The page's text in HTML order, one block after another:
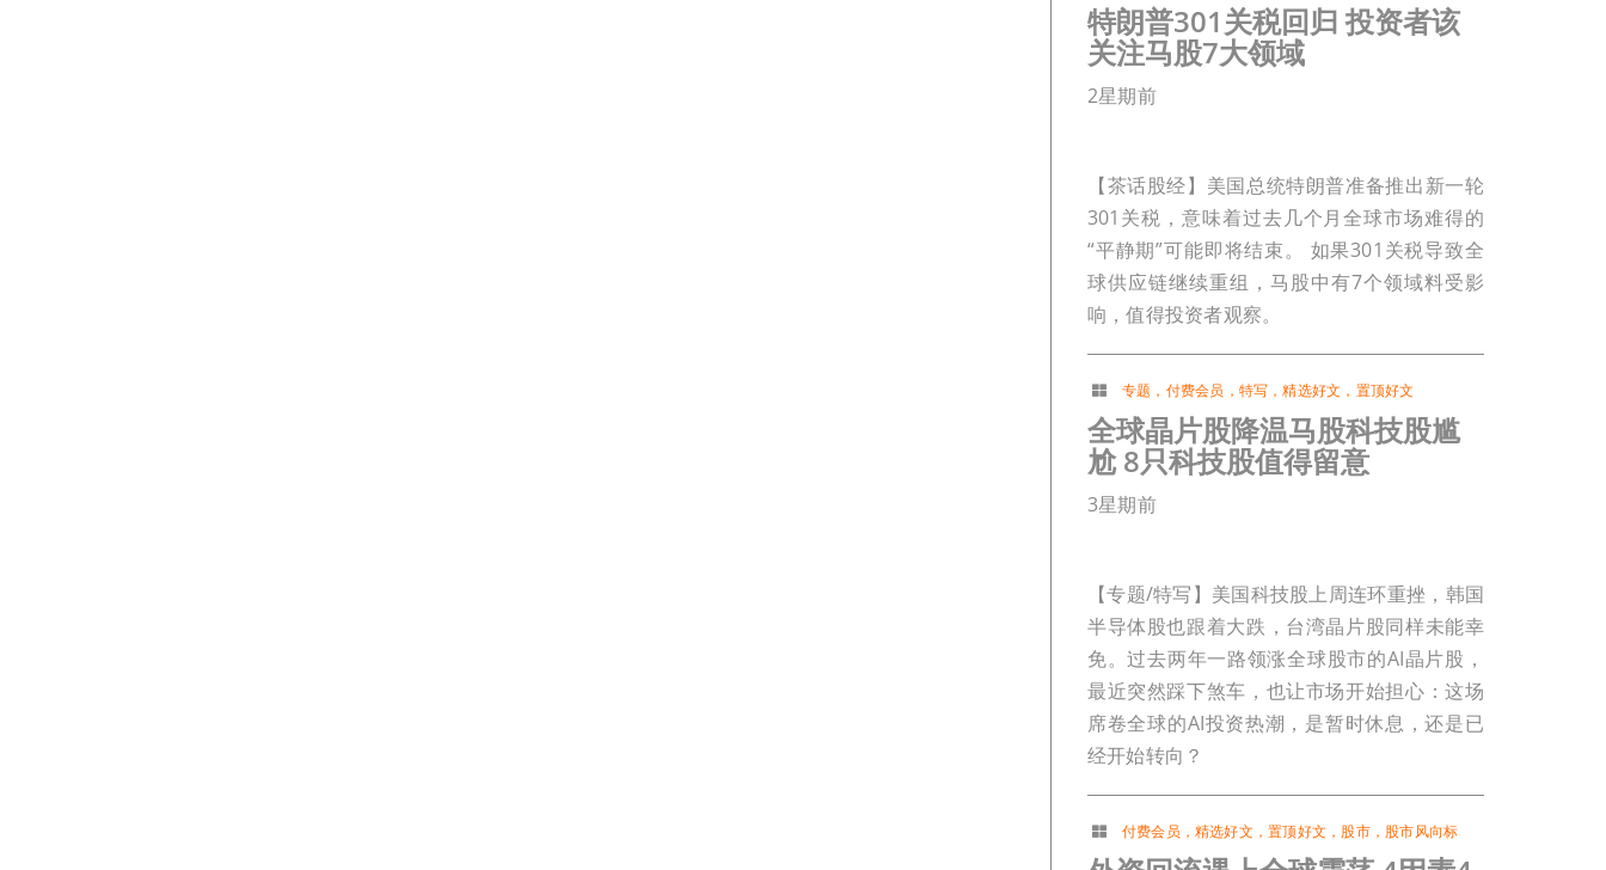
特朗普301关税回归 投资者该
关注马股7大领域
2星期前
【茶话股经】美国总统特朗普准备推出新一轮
301关税，意味着过去几个月全球市场难得的
“平静期”可能即将结束。 如果301关税导致全
球供应链继续重组，马股中有7个领域料受影
响，值得投资者观察。
专题 ， 付费会员 ， 特写 ，精选好文 ， 置顶好文
全球晶片股降温马股科技股尴
尬 8只科技股值得留意
3星期前
【专题/特写】美国科技股上周连环重挫，韩国
半导体股也跟着大跌，台湾晶片股同样未能幸
免。过去两年一路领涨全球股市的AI晶片股，
最近突然踩下煞车，也让市场开始担心：这场
席卷全球的AI投资热潮，是暂时休息，还是已
经开始转向？
付费会员 ，精选好文 ，置顶好文 ， 股市， 股市风向标